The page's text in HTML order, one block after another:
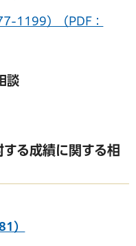
1199）（PDF：
談
る成績に関する相
）